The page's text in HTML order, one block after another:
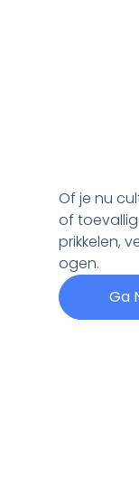
Of je nu
of
prikkelen,
ogen.
Ga